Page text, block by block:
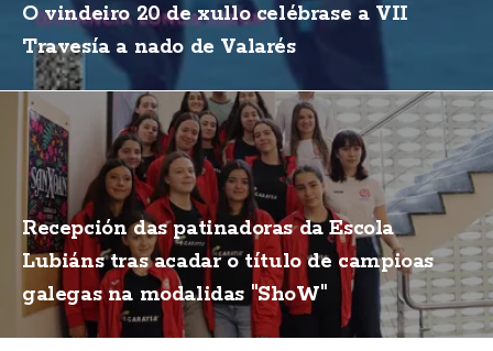
O vindeiro 20 de xullo celébrase a VII
Travesía a nado de Valarés
Recepción das patinadoras da Escola
Lubiáns tras acadar o título de campioas
galegas na modalidas "ShoW"